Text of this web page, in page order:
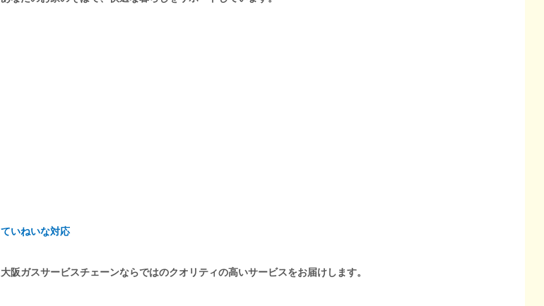
ていねいな対応
大阪ガスサービスチェーンならではのクオリティの高いサービスをお届けします。